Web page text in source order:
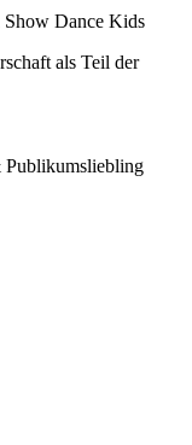
Show Dance Kids
als Teil der
Publikumsliebling